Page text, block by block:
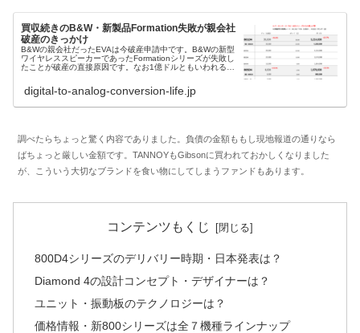
買収続きのB&W・新製品Formation失敗が親会社
破産のきっかけ
B&Wの親会社だったEVAは今破産申請中です。B&Wの新型
ワイヤレススピーカーであったFormationシリーズが失敗し
たことが破産の直接原因です。なお1億ドルともいわれる
た間のことが伝わってこない。この時期に不要として
digital-to-analog-conversion-life.jp
調べたらちょっと驚く内容でありました。負債の金額ももし現地報道の通りなら
ばちょっと厳しい金額です。TANNOYもGibsonに買われておかしくなりました
が、こういう大切なブランドを食い物にしてしまうファンドもあります。
コンテンツもくじ
800D4シリーズのデリバリー時期・日本発表は？
Diamond 4の設計コンセプト・デザイナーは？
ユニット・振動板のテクノロジーは？
価格情報・新800シリーズは全７機種ラインナップ